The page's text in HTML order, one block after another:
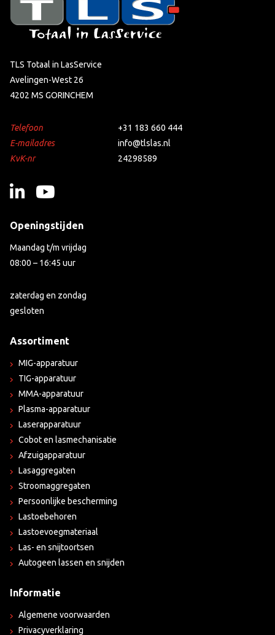
TLS Totaal in LasService
Avelingen-West 26
4202 MS GORINCHEM
Telefoon
+31 183 660 444
E-mailadres
info@tlslas.nl
KvK-nr
24298589
Openingstijden
Maandag t/m vrijdag
08:00 – 16:45 uur
zaterdag en zondag
gesloten
Assortiment
MIG-apparatuur
TIG-apparatuur
MMA-apparatuur
Plasma-apparatuur
Laserapparatuur
Cobot en lasmechanisatie
Afzuigapparatuur
Lasaggregaten
Stroomaggregaten
Persoonlijke bescherming
Lastoebehoren
Lastoevoegmateriaal
Las- en snijtoortsen
Autogeen lassen en snijden
Informatie
Algemene voorwaarden
Privacyverklaring